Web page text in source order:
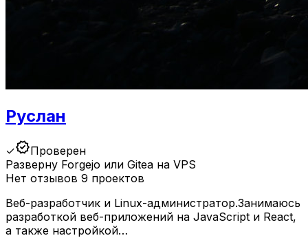
Руслан
✓verifiedПроверен
Разверну Forgejo или Gitea на VPS
Нет отзывов 9 проектов
Веб-разработчик и Linux-администратор.Занимаюсь
разработкой веб-приложений на JavaScript и React,
а также настройкой…